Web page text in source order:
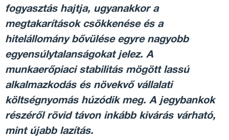
fogyasztás hajtja, ugyanakkor a
megtakarítások csökkenése és a
hitelállomány bővülése egyre nagyobb
egyensúlytalanságokat jelez. A
munkaerőpiaci stabilitás mögött lassú
alkalmazkodás és növekvő vállalati
költségnyomás húzódik meg. A jegybankok
részéről rövid távon inkább kivárás várható,
mint újabb lazítás.